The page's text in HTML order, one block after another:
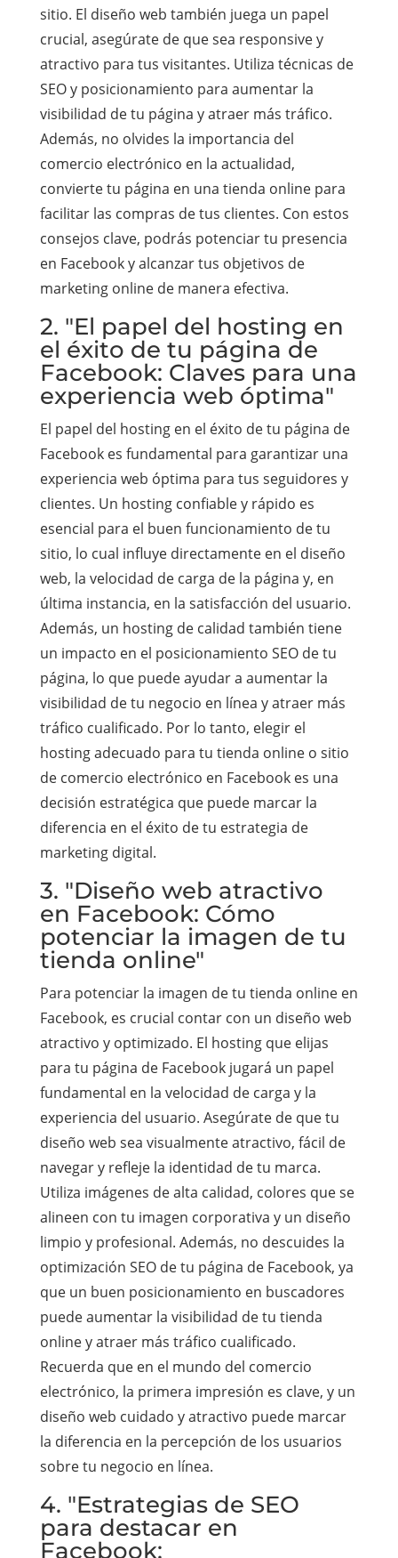
sitio. El diseño web también juega un papel
crucial, asegúrate de que sea responsive y
atractivo para tus visitantes. Utiliza técnicas de
SEO y posicionamiento para aumentar la
visibilidad de tu página y atraer más tráfico.
Además, no olvides la importancia del
comercio electrónico en la actualidad,
convierte tu página en una tienda online para
facilitar las compras de tus clientes. Con estos
consejos clave, podrás potenciar tu presencia
en Facebook y alcanzar tus objetivos de
marketing online de manera efectiva.
2. "El papel del hosting en
el éxito de tu página de
Facebook: Claves para una
experiencia web óptima"
El papel del hosting en el éxito de tu página de
Facebook es fundamental para garantizar una
experiencia web óptima para tus seguidores y
clientes. Un hosting confiable y rápido es
esencial para el buen funcionamiento de tu
sitio, lo cual influye directamente en el diseño
web, la velocidad de carga de la página y, en
última instancia, en la satisfacción del usuario.
Además, un hosting de calidad también tiene
un impacto en el posicionamiento SEO de tu
página, lo que puede ayudar a aumentar la
visibilidad de tu negocio en línea y atraer más
tráfico cualificado. Por lo tanto, elegir el
hosting adecuado para tu tienda online o sitio
de comercio electrónico en Facebook es una
decisión estratégica que puede marcar la
diferencia en el éxito de tu estrategia de
marketing digital.
3. "Diseño web atractivo
en Facebook: Cómo
potenciar la imagen de tu
tienda online"
Para potenciar la imagen de tu tienda online en
Facebook, es crucial contar con un diseño web
atractivo y optimizado. El hosting que elijas
para tu página de Facebook jugará un papel
fundamental en la velocidad de carga y la
experiencia del usuario. Asegúrate de que tu
diseño web sea visualmente atractivo, fácil de
navegar y refleje la identidad de tu marca.
Utiliza imágenes de alta calidad, colores que se
alineen con tu imagen corporativa y un diseño
limpio y profesional. Además, no descuides la
optimización SEO de tu página de Facebook, ya
que un buen posicionamiento en buscadores
puede aumentar la visibilidad de tu tienda
online y atraer más tráfico cualificado.
Recuerda que en el mundo del comercio
electrónico, la primera impresión es clave, y un
diseño web cuidado y atractivo puede marcar
la diferencia en la percepción de los usuarios
sobre tu negocio en línea.
4. "Estrategias de SEO
para destacar en
Facebook: